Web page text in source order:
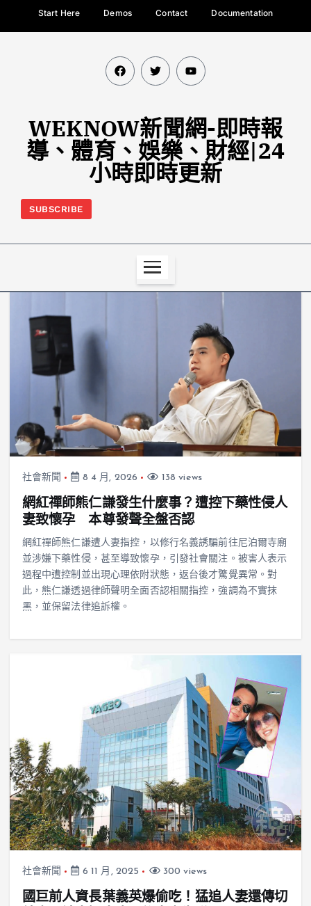
Start Here Demos Contact Documentation
WEKNOW新聞網-即時報
導、體育、娛樂、財經|24
小時即時更新
SUBSCRIBE
社會新聞 8 4 月, 2026 138 views
網紅禪師熊仁謙發生什麼事？遭控下藥性侵人
妻致懷孕 本尊發聲全盤否認
網紅禪師熊仁謙遭人妻指控，以修行名義誘騙前往尼泊爾寺廟
並涉嫌下藥性侵，甚至導致懷孕，引發社會關注。被害人表示
過程中遭控制並出現心理依附狀態，返台後才驚覺異常。對
此，熊仁謙透過律師聲明全面否認相關指控，強調為不實抹
黑，並保留法律追訴權。
社會新聞 6 11 月, 2025 300 views
國巨前人資長葉義英爆偷吃！猛追人妻還傳切